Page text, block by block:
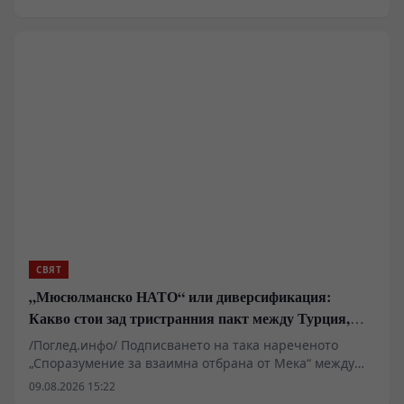
СВЯТ
„Мюсюлманско НАТО“ или диверсификация:
Какво стои зад тристранния пакт между Турция,
Пакистан и Саудитска Арабия
/Поглед.инфо/ Подписването на така нареченото
„Споразумение за взаимна отбрана от Мека“ между
Турция, Пакистан и Саудитска Арабия бетонира
09.08.2026 15:22